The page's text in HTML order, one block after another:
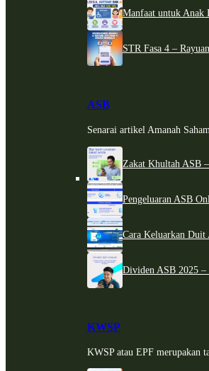
Manfaat untuk Anak
STR Fasa 4 –
ASB
Senarai artikel Amanah
Zakat Khultah ASB
Pengeluaran ASB
Cara Keluarkan Duit
Dividen ASB 2025 –
KWSP
KWSP atau EPF merupakan